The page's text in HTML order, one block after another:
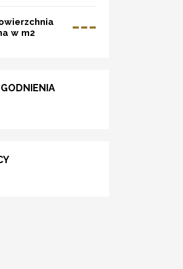
w m2
---